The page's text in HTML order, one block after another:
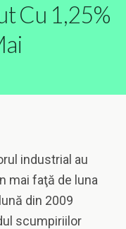
Cu 1,25%
industrial au
mai faţă de luna
din 2009
scumpiriilor